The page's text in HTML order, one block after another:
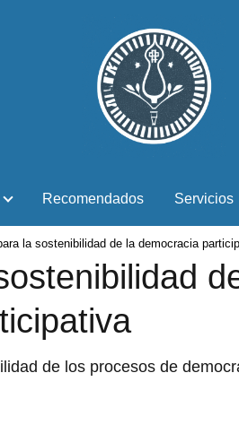
Recomendados Servicios
la sostenibilidad de la democracia
de los procesos de